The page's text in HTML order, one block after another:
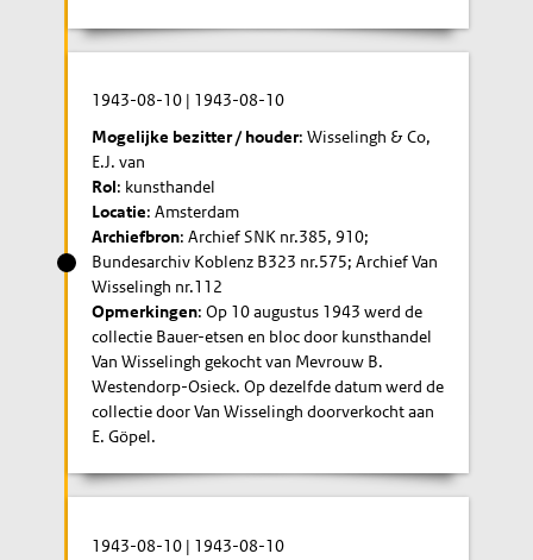
1943-08-10 | 1943-08-10
Mogelijke bezitter / houder: Wisselingh & Co,
E.J. van
Rol: kunsthandel
Locatie: Amsterdam
Archiefbron: Archief SNK nr.385, 910;
Bundesarchiv Koblenz B323 nr.575; Archief Van
Wisselingh nr.112
Opmerkingen: Op 10 augustus 1943 werd de
collectie Bauer-etsen en bloc door kunsthandel
Van Wisselingh gekocht van Mevrouw B.
Westendorp-Osieck. Op dezelfde datum werd de
collectie door Van Wisselingh doorverkocht aan
E. Göpel.
1943-08-10 | 1943-08-10